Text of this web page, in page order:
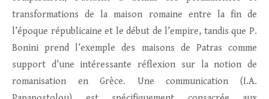
transformations de la maison romaine entre la fin de
l’époque républicaine et le début de l’empire, tandis que P.
Bonini prend l’exemple des maisons de Patras comme
support d’une intéressante réflexion sur la notion de
romanisation en Grèce. Une communication (I.A.